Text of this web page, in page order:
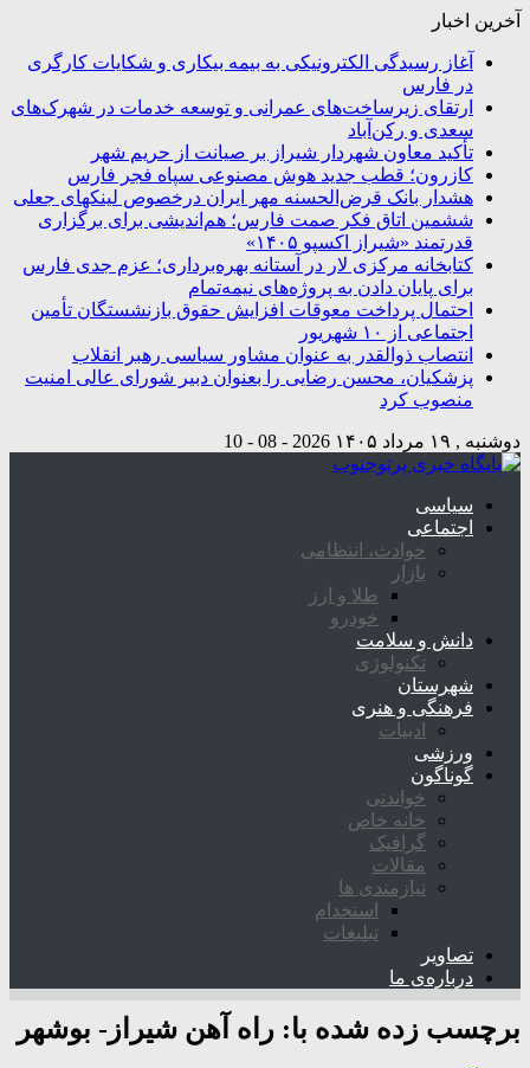
آخرین اخبار
آغاز رسیدگی الکترونیکی به بیمه بیکاری و شکایات کارگری
در فارس
ارتقای زیرساخت‌های عمرانی و توسعه خدمات در شهرک‌های
سعدی و رکن‌آباد
تأکید معاون شهردار شیراز بر صیانت از حریم شهر
کازرون؛ قطب جدید هوش مصنوعی سپاه فجر فارس
هشدار بانک قرض‌الحسنه مهر ایران درخصوص لینکهای جعلی
ششمین اتاق فکر صمت فارس؛ هم‌اندیشی برای برگزاری
قدرتمند «شیراز اکسپو ۱۴۰۵»
کتابخانه مرکزی لار در آستانه بهره‌برداری؛ عزم جدی فارس
برای پایان دادن به پروژه‌های نیمه‌تمام
احتمال پرداخت معوقات افزایش حقوق بازنشستگان تأمین
اجتماعی از ۱۰ شهریور
انتصاب ذوالقدر به عنوان مشاور سیاسی رهبر انقلاب
پزشکیان، محسن رضایی را بعنوان دبیر شورای عالی امنیت
منصوب کرد
دوشنبه , ۱۹ مرداد ۱۴۰۵ 2026 - 08 - 10
سیاسی
اجتماعی
حوادث، انتظامی
بازار
طلا و ارز
خودرو
دانش و سلامت
تکنولوژی
شهرستان
فرهنگی و هنری
ادبیات
ورزشی
گوناگون
خواندنی
خانه خاص
گرافیک
مقالات
نیازمندی ها
استخدام
تبلیغات
تصاویر
درباره‌ی ما
برچسب زده شده با: راه آهن شیراز- بوشهر